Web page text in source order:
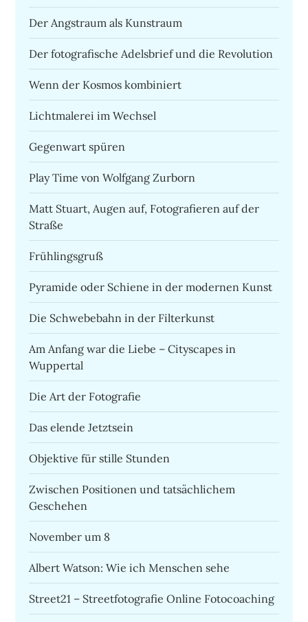
Der Angstraum als Kunstraum
Der fotografische Adelsbrief und die Revolution
Wenn der Kosmos kombiniert
Lichtmalerei im Wechsel
Gegenwart spüren
Play Time von Wolfgang Zurborn
Matt Stuart, Augen auf, Fotografieren auf der
Straße
Frühlingsgruß
Pyramide oder Schiene in der modernen Kunst
Die Schwebebahn in der Filterkunst
Am Anfang war die Liebe – Cityscapes in
Wuppertal
Die Art der Fotografie
Das elende Jetztsein
Objektive für stille Stunden
Zwischen Positionen und tatsächlichem
Geschehen
November um 8
Albert Watson: Wie ich Menschen sehe
Street21 – Streetfotografie Online Fotocoaching